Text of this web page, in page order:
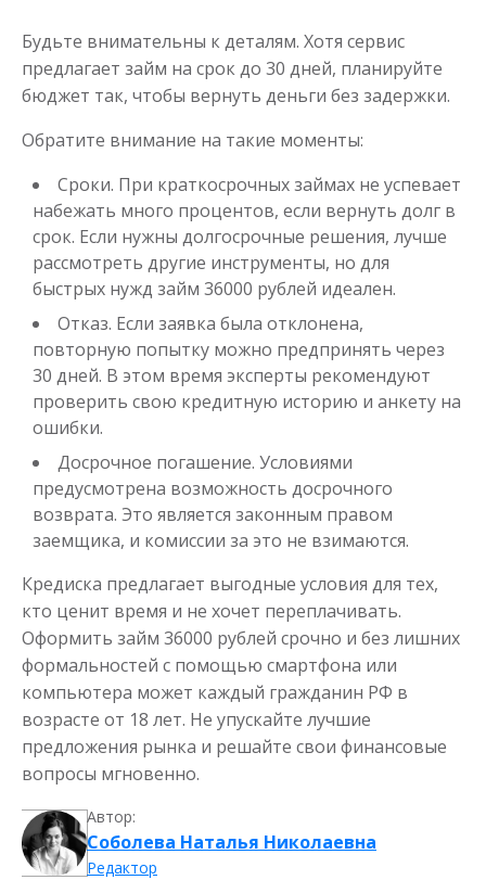
Будьте внимательны к деталям. Хотя сервис
предлагает займ на срок до 30 дней, планируйте
бюджет так, чтобы вернуть деньги без задержки.
Обратите внимание на такие моменты:
Сроки. При краткосрочных займах не успевает
набежать много процентов, если вернуть долг в
срок. Если нужны долгосрочные решения, лучше
рассмотреть другие инструменты, но для
быстрых нужд займ 36000 рублей идеален.
Отказ. Если заявка была отклонена,
повторную попытку можно предпринять через
30 дней. В этом время эксперты рекомендуют
проверить свою кредитную историю и анкету на
ошибки.
Досрочное погашение. Условиями
предусмотрена возможность досрочного
возврата. Это является законным правом
заемщика, и комиссии за это не взимаются.
Кредиска предлагает выгодные условия для тех,
кто ценит время и не хочет переплачивать.
Оформить займ 36000 рублей срочно и без лишних
формальностей с помощью смартфона или
компьютера может каждый гражданин РФ в
возрасте от 18 лет. Не упускайте лучшие
предложения рынка и решайте свои финансовые
вопросы мгновенно.
Автор:
Соболева Наталья Николаевна
Редактор